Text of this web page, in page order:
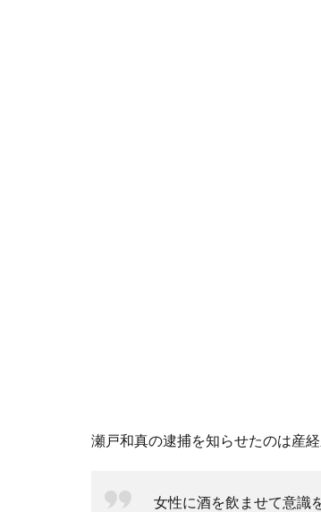
瀬戸和真の逮捕を知らせたのは産経
女性に酒を飲ませて意識